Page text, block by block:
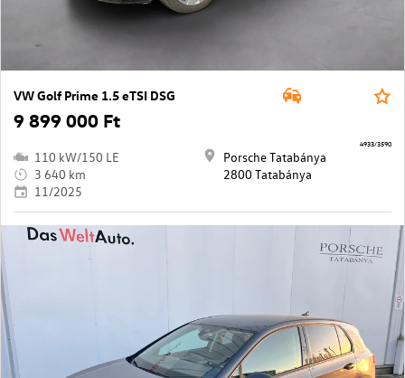
VW Golf Prime 1.5 eTSI DSG
9 899 000 Ft
110 kW/150 LE
3 640 km
11/2025
Porsche Tatabánya
2800 Tatabánya
4933/3590